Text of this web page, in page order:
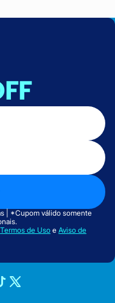
| *Cupom válido somente
Termos de Uso e Aviso de